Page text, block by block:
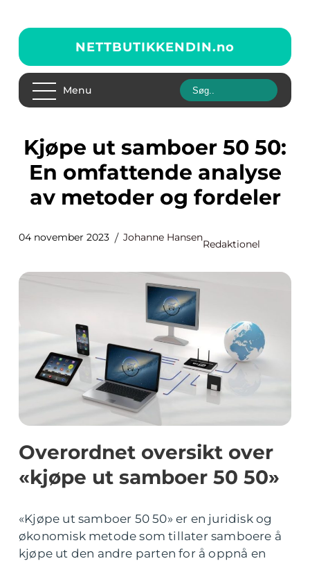
NETTBUTIKKENDIN.no
Menu
Kjøpe ut samboer 50 50:
En omfattende analyse
av metoder og fordeler
04 november 2023 Johanne Hansen
Redaktionel
Overordnet oversikt over
«kjøpe ut samboer 50 50»
«Kjøpe ut samboer 50 50» er en juridisk og
økonomisk metode som tillater samboere å
kjøpe ut den andre parten for å oppnå en